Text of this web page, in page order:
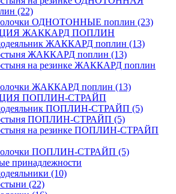
(22)
ОДНОТОННЫЕ поплин (23)
ЖАККАРД ПОПЛИН
ЖАККАРД поплин (13)
ЖАККАРД поплин (13)
на резинке ЖАККАРД поплин
ЖАККАРД поплин (13)
ПОПЛИН-СТРАЙП
ПОПЛИН-СТРАЙП (5)
ПОПЛИН-СТРАЙП (5)
на резинке ПОПЛИН-СТРАЙП
ПОПЛИН-СТРАЙП (5)
принадлежности
(10)
(22)